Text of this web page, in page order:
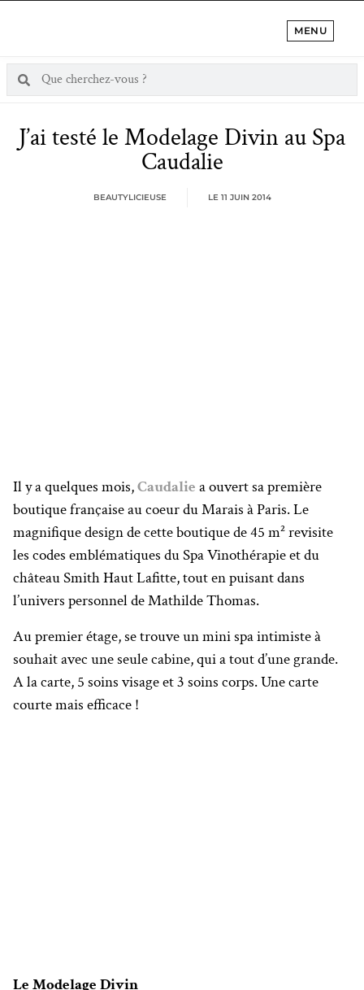
MENU
J’ai testé le Modelage Divin au Spa
Caudalie
BEAUTYLICIEUSE LE 11 JUIN 2014
Il y a quelques mois,Caudalie a ouvert sa première
boutique française au coeur du Marais à Paris. Le
magnifique design de cette boutique de 45 m² revisite
les codes emblématiques du Spa Vinothérapie et du
château Smith Haut Lafitte, tout en puisant dans
l’univers personnel de Mathilde Thomas.
Au premier étage, se trouve un mini spa intimiste à
souhait avec une seule cabine, qui a tout d’une grande.
A la carte, 5 soins visage et 3 soins corps. Une carte
courte mais efficace !
Le Modelage Divin